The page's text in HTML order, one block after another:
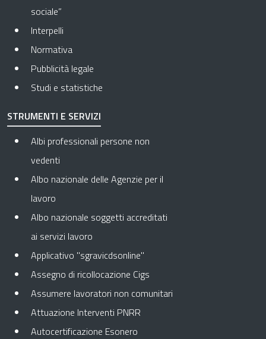
sociale”
Interpelli
Normativa
Pubblicità legale
Studi e statistiche
STRUMENTI E SERVIZI
Albi professionali persone non
vedenti
Albo nazionale delle Agenzie per il
lavoro
Albo nazionale soggetti accreditati
ai servizi lavoro
Applicativo "sgravicdsonline"
Assegno di ricollocazione Cigs
Assumere lavoratori non comunitari
Attuazione Interventi PNRR
Autocertificazione Esonero